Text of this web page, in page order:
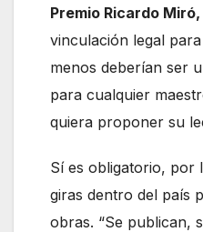
Premio Ricardo Miró,
vinculación legal
menos deberían ser
para cualquier
quiera proponer su
Sí es obligatorio, por
giras dentro del país
obras. “Se publican,